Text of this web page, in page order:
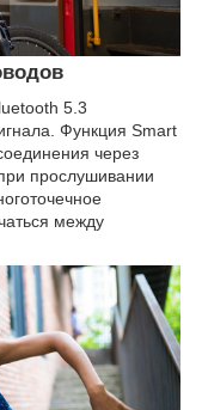
5.3
Функция Smart
через
прослушивании
между